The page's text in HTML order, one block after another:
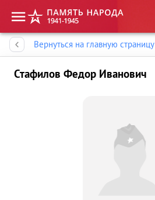
Вернуться на главную страницу
Стафилов Федор Иванович
Память народа